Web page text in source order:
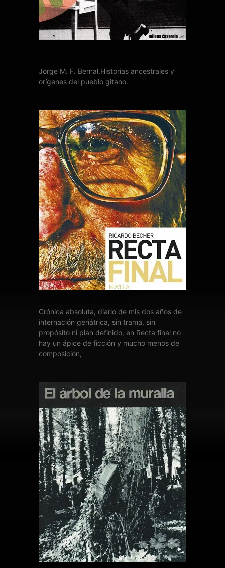
Jorge M. F. Bernal.Historias ancestrales y
orígenes del pueblo gitano.
Crónica absoluta, diario de mis dos años de
internación geriátrica, sin trama, sin
propósito ni plan definido, en Recta final no
hay un ápice de ficción y mucho menos de
composición,